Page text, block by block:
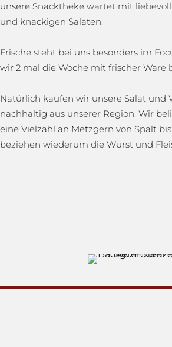
unsere Snacktheke wartet mit
und knackigen Salaten.
Frische steht bei uns besonders im
wir 2 mal die Woche mit frischer Ware
Natürlich kaufen wir unsere Salat und
nachhaltig aus unserer Region. Wir
eine Vielzahl an Metzgern von Spalt
beziehen wiederum die Wurst und